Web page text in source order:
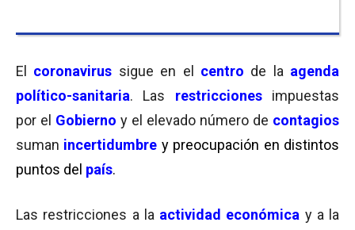
El coronavirus sigue en el centro de la agenda
político-sanitaria. Las restricciones
impuestas
por el Gobierno y el elevado número de contagios
suman incertidumbre y preocupación en distintos
puntos del país.
Las restricciones a la actividad económica y a la